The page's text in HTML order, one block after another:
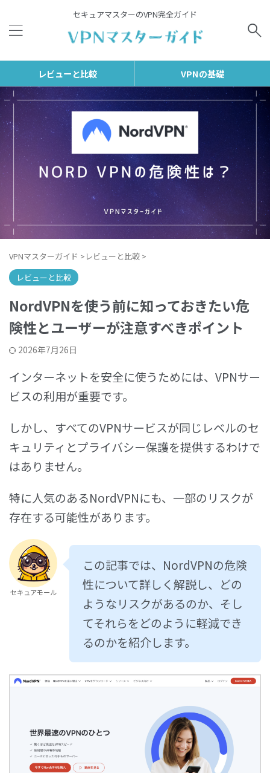
セキュアマスターのVPN完全ガイド
レビューと比較 VPNの基礎
VPNマスターガイド > レビューと比較 >
レビューと比較
NordVPNを使う前に知っておきたい危
険性とユーザーが注意すべきポイント
2026年7月26日
インターネットを安全に使うためには、VPNサー
ビスの利用が重要です。
しかし、すべてのVPNサービスが同じレベルのセ
キュリティとプライバシー保護を提供するわけで
はありません。
特に人気のあるNordVPNにも、一部のリスクが
存在する可能性があります。
セキュアモール
この記事では、NordVPNの危険
性について詳しく解説し、どの
ようなリスクがあるのか、そし
てそれらをどのように軽減でき
るのかを紹介します。